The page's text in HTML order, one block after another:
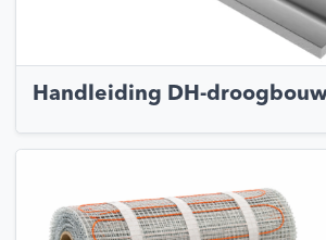
Handleiding DH-